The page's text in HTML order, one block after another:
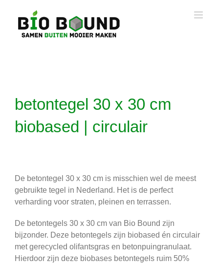
inhoud
betontegel 30 x 30 cm
biobased | circulair
De betontegel 30 x 30 cm is misschien wel de meest
gebruikte tegel in Nederland. Het is de perfect
verharding voor straten, pleinen en terrassen.
De betontegels 30 x 30 cm van Bio Bound zijn
bijzonder. Deze betontegels zijn biobased én circulair
met gerecycled olifantsgras en betonpuingranulaat.
Hierdoor zijn deze biobases betontegels ruim 50%